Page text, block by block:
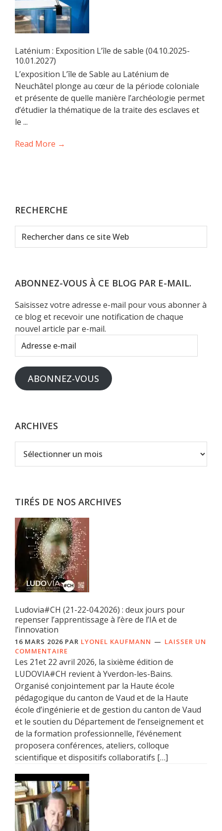
Laténium : Exposition L’île de sable (04.10.2025-
10.01.2027)
L’exposition L’île de Sable au Laténium de
Neuchâtel plonge au cœur de la période coloniale
et présente de quelle manière l’archéologie permet
d’étudier la thématique de la traite des esclaves et
le ...
Read More →
RECHERCHE
Rechercher
dans
Web
ABONNEZ-VOUS À CE BLOG PAR E-MAIL.
Saisissez votre adresse e-mail pour vous abonner à
ce blog et recevoir une notification de chaque
nouvel article par e-mail.
Adresse
e-
mail
ABONNEZ-VOUS
ARCHIVES
TIRÉS DE NOS ARCHIVES
Ludovia#CH (21-22-04.2026) : deux jours pour
repenser l’apprentissage à l’ère de l’IA et de
l’innovation
16 MARS 2026 PAR LYONEL KAUFMANN
LAISSER UN
COMMENTAIRE
Les 21et 22 avril 2026, la sixième édition de
LUDOVIA#CH revient à Yverdon-les-Bains.
Organisé conjointement par la Haute école
pédagogique du canton de Vaud et de la Haute
école d’ingénierie et de gestion du canton de Vaud
et le soutien du Département de l’enseignement et
de la formation professionnelle, l’événement
proposera conférences, ateliers, colloque
scientifique et dispositifs collaboratifs […]